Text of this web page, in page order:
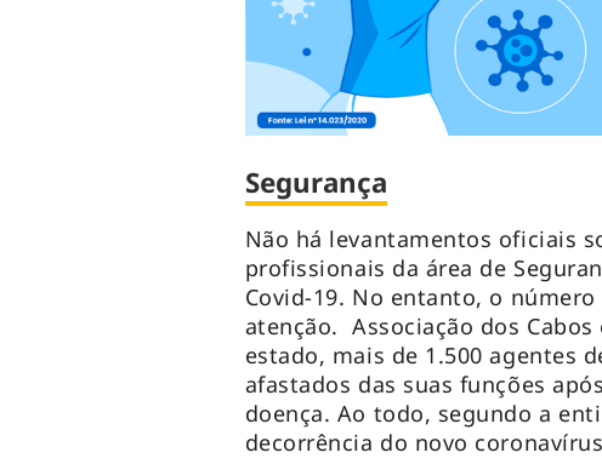
Segurança
Não há levantamentos oficiais
profissionais da área de
Covid-19. No entanto, o
atenção. Associação dos
estado, mais de 1.500 agentes
afastados das suas funções
doença. Ao todo, segundo a
decorrência do novo